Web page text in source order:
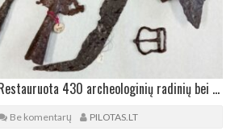
ŽEMAIČIŲ MUZIEJUS: Restauruota 430 archeologinių radinių bei 7 paveikslai
Be komentarų PILOTAS.LT